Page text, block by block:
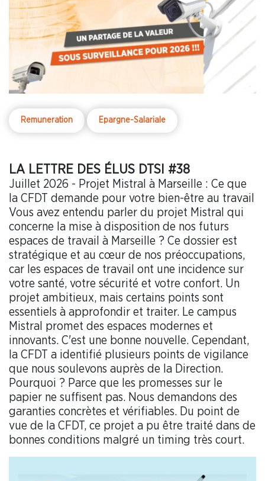
Remuneration Epargne-Salariale
LA LETTRE DES ÉLUS DTSI #38
Juillet 2026 - Projet Mistral à Marseille : Ce que
la CFDT demande pour votre bien-être au travail
Vous avez entendu parler du projet Mistral qui
concerne la mise à disposition de nos futurs
espaces de travail à Marseille ? Ce dossier est
stratégique et au cœur de nos préoccupations,
car les espaces de travail ont une incidence sur
votre santé, votre sécurité et votre confort. Un
projet ambitieux, mais certains points sont
essentiels à approfondir et traiter. Le campus
Mistral promet des espaces modernes et
innovants. C'est une bonne nouvelle. Cependant,
la CFDT a identifié plusieurs points de vigilance
que nous soulevons auprès de la Direction.
Pourquoi ? Parce que les promesses sur le
papier ne suffisent pas. Nous demandons des
garanties concrètes et vérifiables. Du point de
vue de la CFDT, ce projet a pu être traité dans de
bonnes conditions malgré un timing très court.